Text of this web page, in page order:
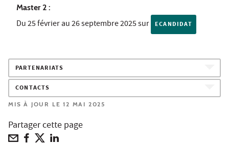
Master 2 :
Du 25 février au 26 septembre 2025 sur ECANDIDAT
PARTENARIATS
CONTACTS
MIS À JOUR LE 12 MAI 2025
Partager cette page